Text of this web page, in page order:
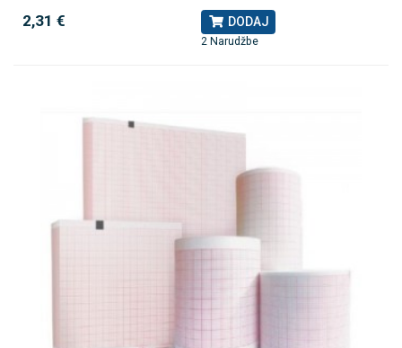
2,31 € DODAJ
2 Narudžbe